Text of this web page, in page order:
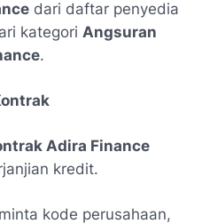
dari daftar penyedia
kategori Angsuran
.
Adira Finance
kredit.
kode perusahaan,